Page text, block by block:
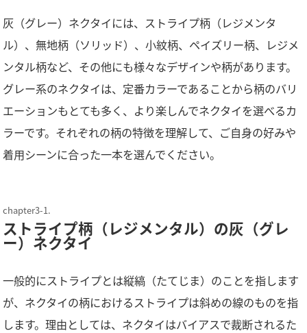
灰（グレー）ネクタイには、ストライプ柄（レジメンタ
ル）、無地柄（ソリッド）、小紋柄、ペイズリー柄、レジメ
ンタル柄など、その他にも様々なデザインや柄があります。
グレー系のネクタイは、定番カラーであることから柄のバリ
エーションもとても多く、より楽しんでネクタイを選べるカ
ラーです。それぞれの柄の特徴を理解して、ご自身の好みや
着用シーンに合った一本を選んでください。
ストライプ柄（レジメンタル）の灰（グレ
ー）ネクタイ
一般的にストライプとは縦縞（たてじま）のことを指します
が、ネクタイの柄におけるストライプは斜めの線のものを指
します。理由としては、ネクタイはバイアスで裁断されるた